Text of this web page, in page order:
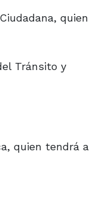
quien
Tránsito y
quien tendrá a